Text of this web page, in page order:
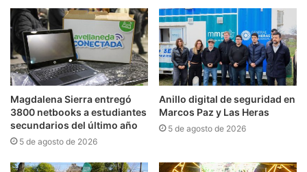
Magdalena Sierra entregó
3800 netbooks a estudiantes
secundarios del último año
5 de agosto de 2026
Anillo digital de seguridad en
Marcos Paz y Las Heras
5 de agosto de 2026